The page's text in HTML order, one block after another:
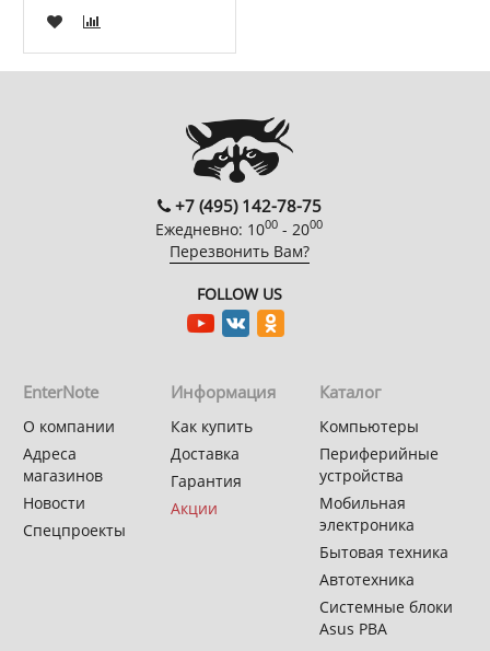
+7 (495) 142-78-75
Ежедневно: 1000 - 2000
Перезвонить Вам?
FOLLOW US
EnterNote
О компании
Адреса
магазинов
Новости
Спецпроекты
Информация
Как купить
Доставка
Гарантия
Акции
Каталог
Компьютеры
Периферийные
устройства
Мобильная
электроника
Бытовая техника
Автотехника
Системные блоки
Asus PBA